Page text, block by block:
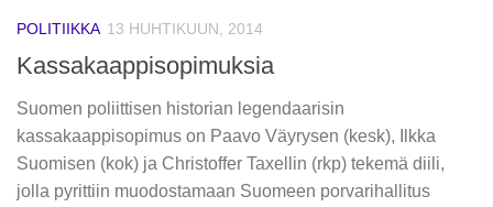
POLITIIKKA 13 HUHTIKUUN, 2014
Kassakaappisopimuksia
Suomen poliittisen historian legendaarisin
kassakaappisopimus on Paavo Väyrysen (kesk), Ilkka
Suomisen (kok) ja Christoffer Taxellin (rkp) tekemä diili,
jolla pyrittiin muodostamaan Suomeen porvarihallitus